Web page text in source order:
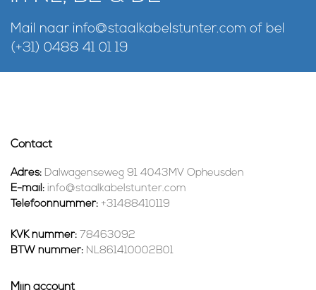
Mail naar info@staalkabelstunter.com of bel
(+31) 0488 41 01 19
Contact
Adres: Dalwagenseweg 91 4043MV Opheusden
E-mail: info@staalkabelstunter.com
Telefoonnummer: +31488410119
KVK nummer: 78463092
BTW nummer: NL861410002B01
Mijn account